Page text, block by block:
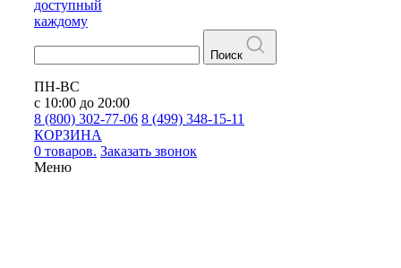
доступный
каждому
Поиск
ПН-ВС
с 10:00 до 20:00
8 (800) 302-77-06 8 (499) 348-15-11
КОРЗИНА
0 товаров. Заказать звонок
Меню